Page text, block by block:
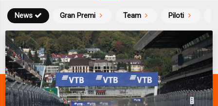
News Gran Premi Team Piloti